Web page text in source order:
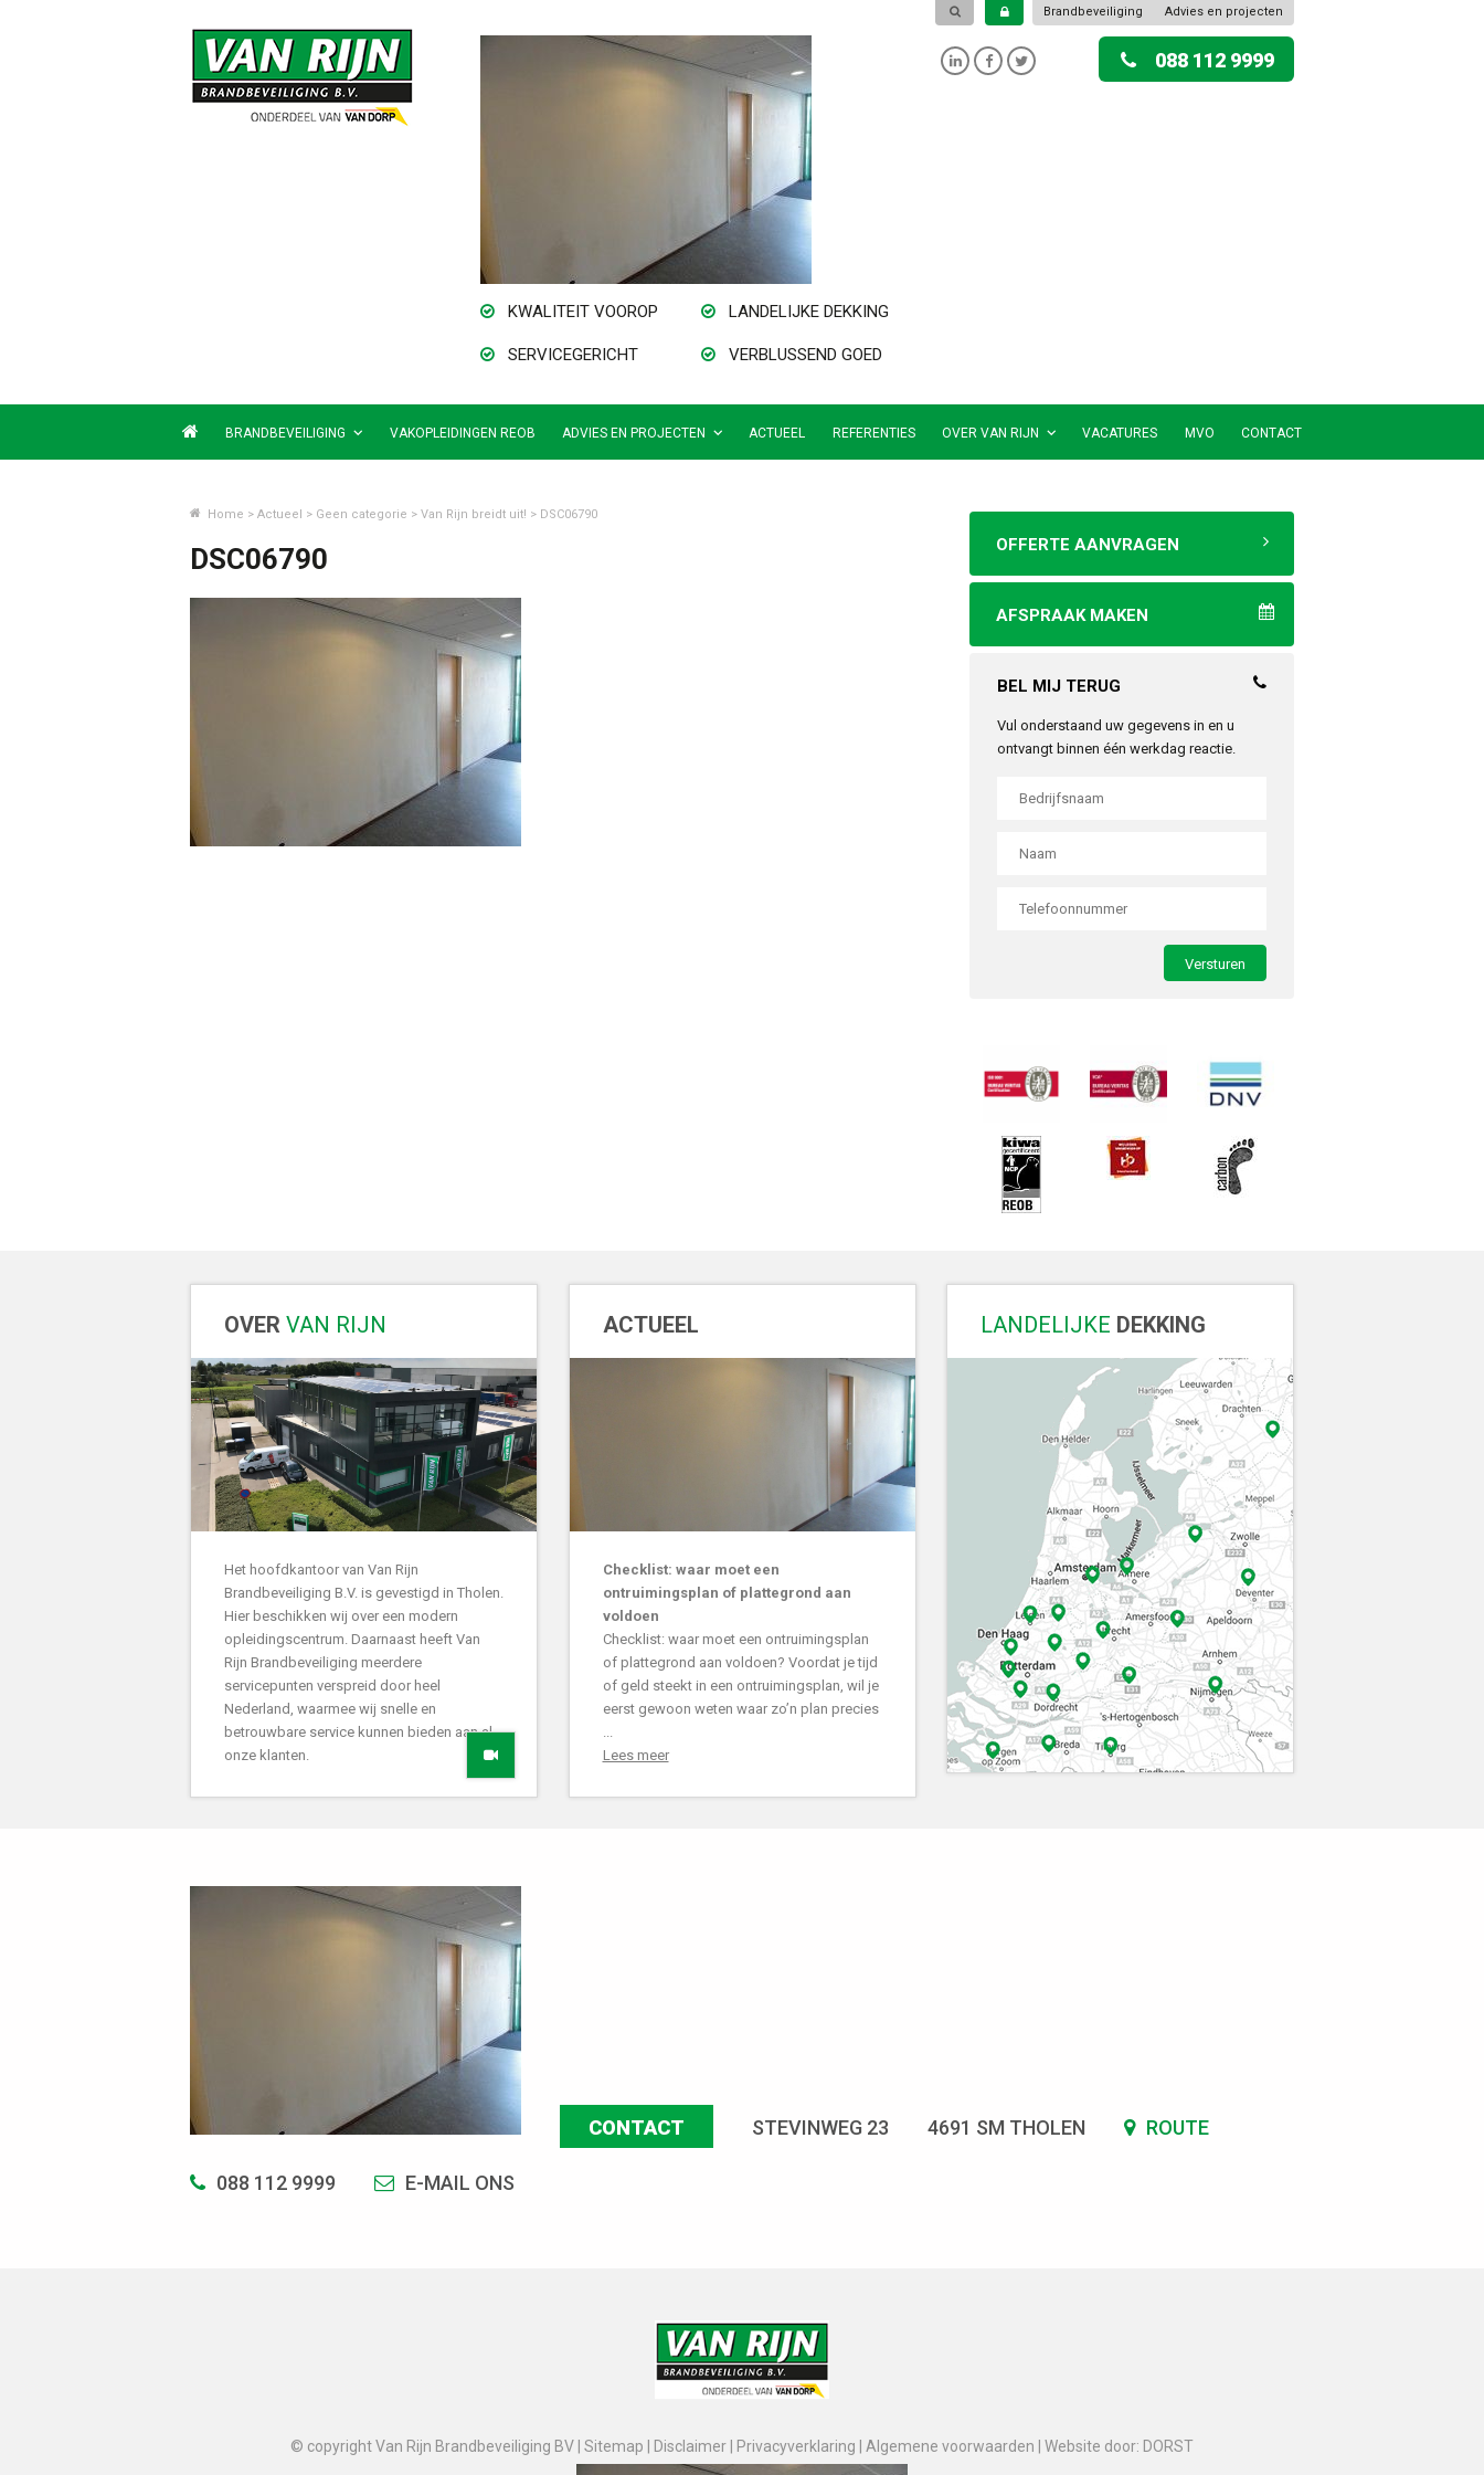
Brandbeveiliging Advies en projecten
KWALITEIT VOOROP LANDELIJKE DEKKING
SERVICEGERICHT VERBLUSSEND GOED
088 112 9999
BRANDBEVEILIGING VAKOPLEIDINGEN REOB ADVIES EN PROJECTEN ACTUEEL REFERENTIES OVER VAN RIJN VACATURES MVO CONTACT
Home > Actueel > Geen categorie > Van Rijn breidt uit! > DSC06790
DSC06790 OFFERTE AANVRAGEN
AFSPRAAK MAKEN
BEL MIJ TERUG
Vul onderstaand uw gegevens in en u
ontvangt binnen één werkdag reactie.
OVER VAN RIJN
Het hoofdkantoor van Van Rijn
Brandbeveiliging B.V. is gevestigd in Tholen.
Hier beschikken wij over een modern
opleidingscentrum. Daarnaast heeft Van
Rijn Brandbeveiliging meerdere
servicepunten verspreid door heel
Nederland, waarmee wij snelle en
betrouwbare service kunnen bieden aan al
onze klanten.
ACTUEEL
Checklist: waar moet een
ontruimingsplan of plattegrond aan
voldoen
Checklist: waar moet een ontruimingsplan
of plattegrond aan voldoen? Voordat je tijd
of geld steekt in een ontruimingsplan, wil je
eerst gewoon weten waar zo’n plan precies
Lees meer
LANDELIJKE DEKKING
CONTACT STEVINWEG 23 4691 SM THOLEN ROUTE
088 112 9999 E-MAIL ONS
© copyright Van Rijn Brandbeveiliging BV | Sitemap Disclaimer Privacyverklaring Algemene voorwaarden Website door: DORST